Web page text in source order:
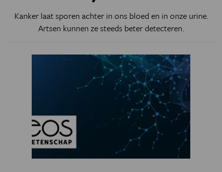
Kanker laat sporen achter in ons bloed en in onze urine.
Artsen kunnen ze steeds beter detecteren.